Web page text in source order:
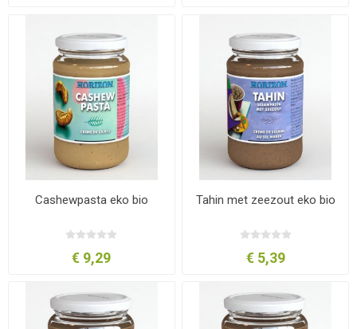
Cashewpasta eko bio
€ 9,29
Tahin met zeezout eko bio
€ 5,39